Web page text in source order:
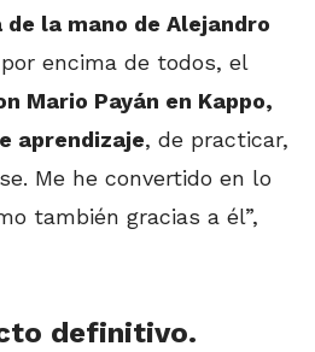
de la mano de Alejandro
encima de todos, el
Mario Payán en Kappo,
aprendizaje, de practicar,
Me he convertido en lo
también gracias a él”,
definitivo.